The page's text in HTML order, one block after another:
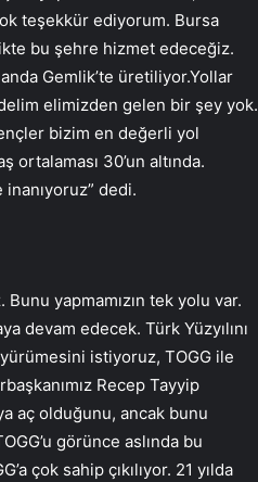
teşekkür ediyorum. Bursa
bu şehre hizmet edeceğiz.
Gemlik’te üretiliyor.Yollar
elimizden gelen bir şey yok.
bizim en değerli yol
ortalaması 30’un altında.
dedi.
yapmamızın tek yolu var.
devam edecek. Türk Yüzyılını
istiyoruz, TOGG ile
Recep Tayyip
aç olduğunu, ancak bunu
görünce aslında bu
çok sahip çıkılıyor. 21 yılda